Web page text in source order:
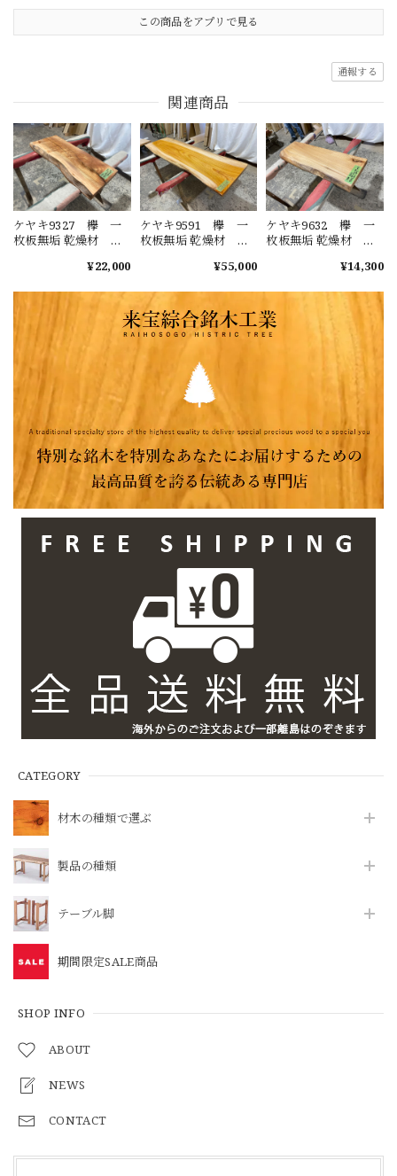
CATEGORY
材木の種類で選ぶ
製品の種類
テーブル脚
期間限定SALE商品
SHOP INFO
ABOUT
NEWS
CONTACT
この商品をアプリで見る
通報する
関連商品
ケヤキ9327 欅 一
枚板無垢 乾燥材
ローテーブル セン
ニングテーブル カ
ウンター
¥22,000
ケヤキ9591 欅 一
枚板無垢 乾燥材
550x50mm ローテー
ブル ダイニングテ
ーブル カウンター
¥55,000
ケヤキ9632 欅 一
枚板無垢 乾燥材
260x45mm ローテー
ブル ダイニングテ
ーブル カウンター
¥14,300